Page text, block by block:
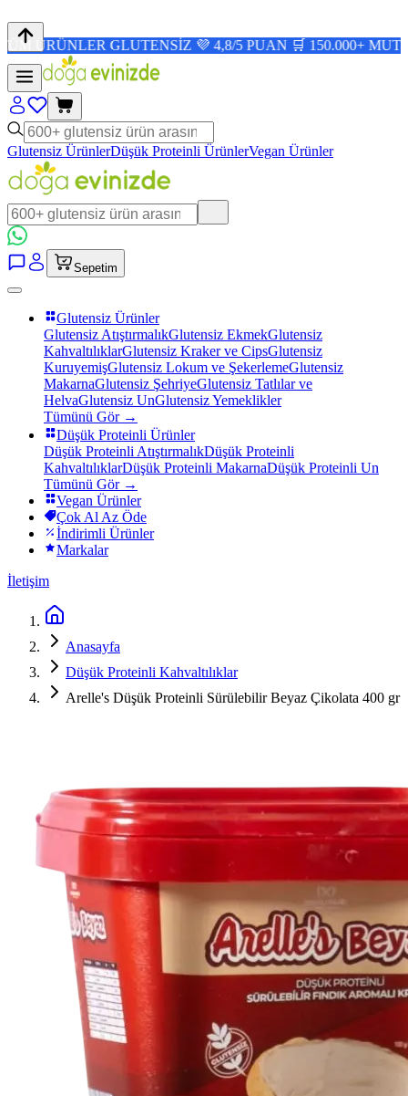
GLUTENSİZ 💜 4,8/5 PUAN 🛒 150.000+ MUTLU
Glutensiz ÜrünlerDüşük Proteinli ÜrünlerVegan Ürünler
Sepetim
Glutensiz Ürünler
Glutensiz AtıştırmalıkGlutensiz EkmekGlutensiz
KahvaltılıklarGlutensiz Kraker ve CipsGlutensiz
KuruyemişGlutensiz Lokum ve ŞekerlemeGlutensiz
MakarnaGlutensiz ŞehriyeGlutensiz Tatlılar ve
HelvaGlutensiz UnGlutensiz Yemeklikler
Tümünü Gör →
Düşük Proteinli Ürünler
Düşük Proteinli AtıştırmalıkDüşük Proteinli
KahvaltılıklarDüşük Proteinli MakarnaDüşük Proteinli Un
Tümünü Gör →
Vegan Ürünler
Çok Al Az Öde
İndirimli Ürünler
Markalar
İletişim
Anasayfa
Düşük Proteinli Kahvaltılıklar
Arelle's Düşük Proteinli Sürülebilir Beyaz Çikolata 400 gr